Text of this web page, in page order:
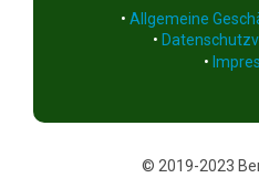
• Allgemeine
•
•
© 2019-2023